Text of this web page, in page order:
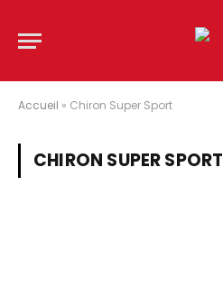
Accueil » Chiron Super Sport
CHIRON SUPER SPORT